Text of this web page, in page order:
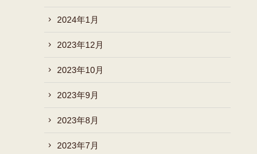
2024年1月
2023年12月
2023年10月
2023年9月
2023年8月
2023年7月